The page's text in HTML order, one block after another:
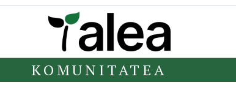
KOMUNITATEA